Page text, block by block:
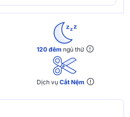
120 đêm ngủ thử
Dịch vụ Cắt Nệm